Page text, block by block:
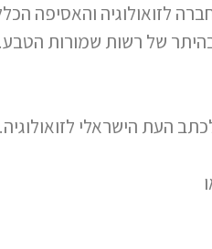
לזואולוגיה והאסיפה
העת הישראלי לזואולוגיה.